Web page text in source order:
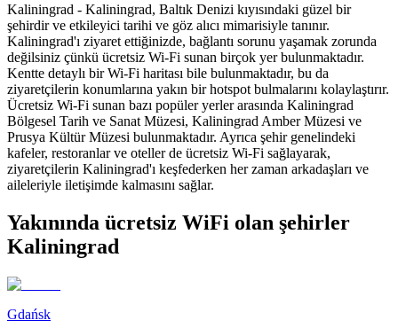
Kaliningrad - Kaliningrad, Baltık Denizi kıyısındaki güzel bir
şehirdir ve etkileyici tarihi ve göz alıcı mimarisiyle tanınır.
Kaliningrad'ı ziyaret ettiğinizde, bağlantı sorunu yaşamak zorunda
değilsiniz çünkü ücretsiz Wi-Fi sunan birçok yer bulunmaktadır.
Kentte detaylı bir Wi-Fi haritası bile bulunmaktadır, bu da
ziyaretçilerin konumlarına yakın bir hotspot bulmalarını kolaylaştırır.
Ücretsiz Wi-Fi sunan bazı popüler yerler arasında Kaliningrad
Bölgesel Tarih ve Sanat Müzesi, Kaliningrad Amber Müzesi ve
Prusya Kültür Müzesi bulunmaktadır. Ayrıca şehir genelindeki
kafeler, restoranlar ve oteller de ücretsiz Wi-Fi sağlayarak,
ziyaretçilerin Kaliningrad'ı keşfederken her zaman arkadaşları ve
aileleriyle iletişimde kalmasını sağlar.
Yakınında ücretsiz WiFi olan şehirler
Kaliningrad
Gdańsk